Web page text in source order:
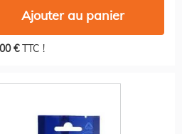
Ajouter au panier
€TTC !